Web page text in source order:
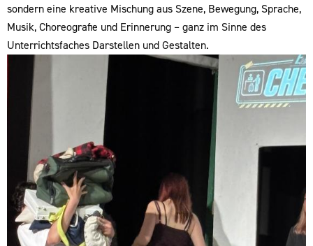
sondern eine kreative Mischung aus Szene, Bewegung, Sprache,
Musik, Choreografie und Erinnerung – ganz im Sinne des
Unterrichtsfaches Darstellen und Gestalten.